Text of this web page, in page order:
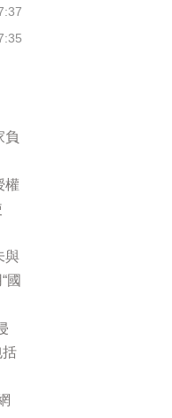
負
權
與
國
括